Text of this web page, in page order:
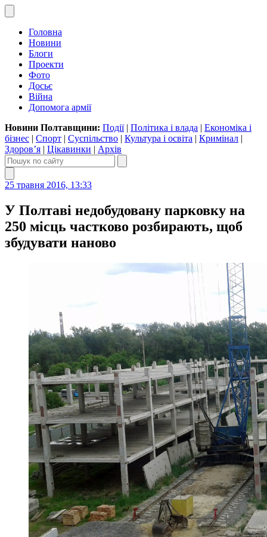
Головна
Новини
Блоги
Проекти
Фото
Досьє
Війна
Допомога армії
Новини Полтавщини: Події| Політика і влада | Економіка і
бізнес | Спорт | Суспільство | Культура і освіта | Кримінал |
Здоров’я | Цікавинки | Архів
25 травня 2016, 13:33
У Полтаві недобудовану парковку на
250 місць частково розбирають, щоб
збудувати наново